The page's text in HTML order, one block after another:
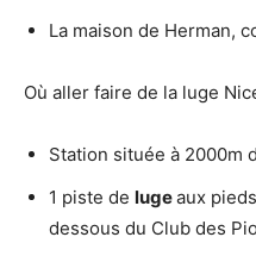
La maison de Herman,
Où aller faire de la luge
Station située à 2000m
1 piste de lugeaux
dessous du Club des